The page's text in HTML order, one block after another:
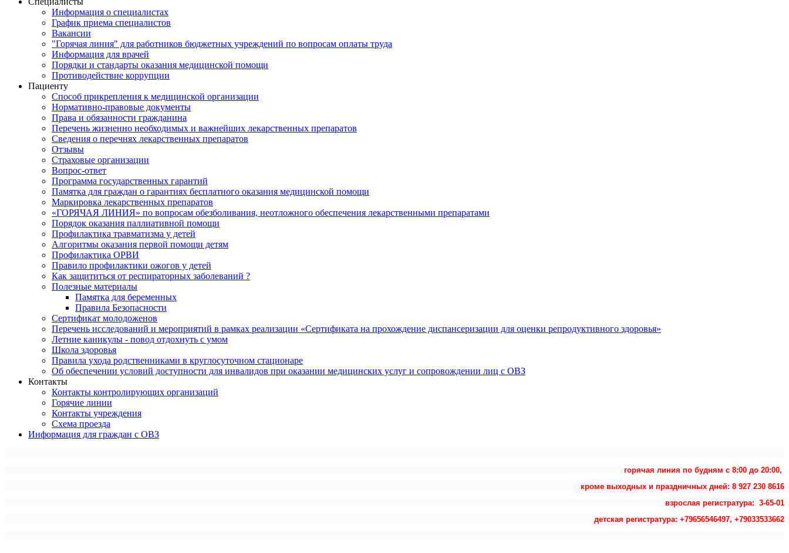
Информация о специалистах
График приема специалистов
Вакансии
"Горячая линия" для работников бюджетных учреждений по вопросам оплаты труда
Информация для врачей
Порядки и стандарты оказания медицинской помощи
Противодействие коррупции
Пациенту
Способ прикрепления к медицинской организации
Нормативно-правовые документы
Права и обязанности гражданина
Перечень жизненно необходимых и важнейших лекарственных препаратов
Сведения о перечнях лекарственных препаратов
Отзывы
Страховые организации
Вопрос-ответ
Программа государственных гарантий
Памятка для граждан о гарантиях бесплатного оказания медицинской помощи
Маркировка лекарственных препаратов
«ГОРЯЧАЯ ЛИНИЯ» по вопросам обезболивания, неотложного обеспечения лекарственными препаратами
Порядок оказания паллиативной помощи
Профилактика травматизма у детей
Алгоритмы оказания первой помощи детям
Профилактика ОРВИ
Правило профилактики ожогов у детей
Как защититься от респираторных заболеваний ?
Полезные материалы
Памятка для беременных
Правила Безопасности
Сертификат молодоженов
Перечень исследований и мероприятий в рамках реализации «Сертификата на прохождение диспансеризации для оценки репродуктивного здоровья»
Летние каникулы - повод отдохнуть с умом
Школа здоровья
Правила ухода родственниками в круглосуточном стационаре
Об обеспечении условий доступности для инвалидов при оказании медицинских услуг и сопровождении лиц с ОВЗ
Контакты
Контакты контролирующих организаций
Горячие линии
Контакты учреждения
Схема проезда
Информация для граждан с ОВЗ
горячая линия по будням с 8:00 до 20:00,
кроме выходных и праздничных дней: 8 927 230 8616
взрослая регистратура: 3-65-01
детская регистратура: +79656546497, +79033533662